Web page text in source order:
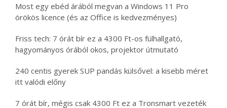
Most egy ebéd árából megvan a Windows 11 Pro
örökös licence (és az Office is kedvezményes)
Friss tech: 7 órát bír ez a 4300 Ft-os fülhallgató,
hagyományos órából okos, projektor útmutató
240 centis gyerek SUP pandás külsővel: a kisebb méret
itt valódi előny
7 órát bír, mégis csak 4300 Ft ez a Tronsmart vezeték